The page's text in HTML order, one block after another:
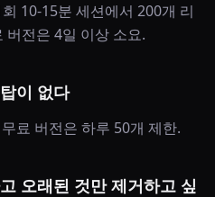
10-15분 세션에서 200개 리
버전은 4일 이상 소요.
이 없다
료 버전은 하루 50개 제한.
오래된 것만 제거하고 싶